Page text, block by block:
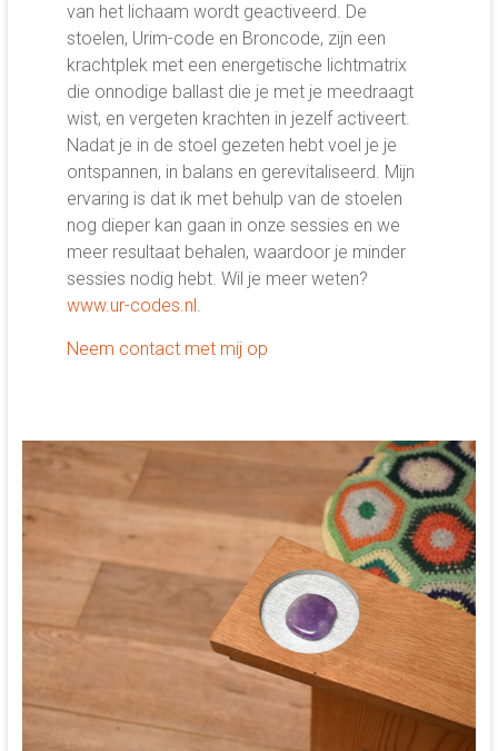
van het lichaam wordt geactiveerd. De
stoelen, Urim-code en Broncode, zijn een
krachtplek met een energetische lichtmatrix
die onnodige ballast die je met je meedraagt
wist, en vergeten krachten in jezelf activeert.
Nadat je in de stoel gezeten hebt voel je je
ontspannen, in balans en gerevitaliseerd. Mijn
ervaring is dat ik met behulp van de stoelen
nog dieper kan gaan in onze sessies en we
meer resultaat behalen, waardoor je minder
sessies nodig hebt. Wil je meer weten?
www.ur-codes.nl .
Neem contact met mij op